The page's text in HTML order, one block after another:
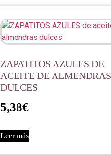
ZAPATITOS AZULES DE
ACEITE DE ALMENDRAS
DULCES
5,38€
Leer más